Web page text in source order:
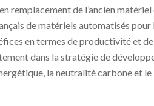
remplacement de l’ancien
de matériels automatisés
en termes de productivité et
dans la stratégie de
la neutralité carbone et le